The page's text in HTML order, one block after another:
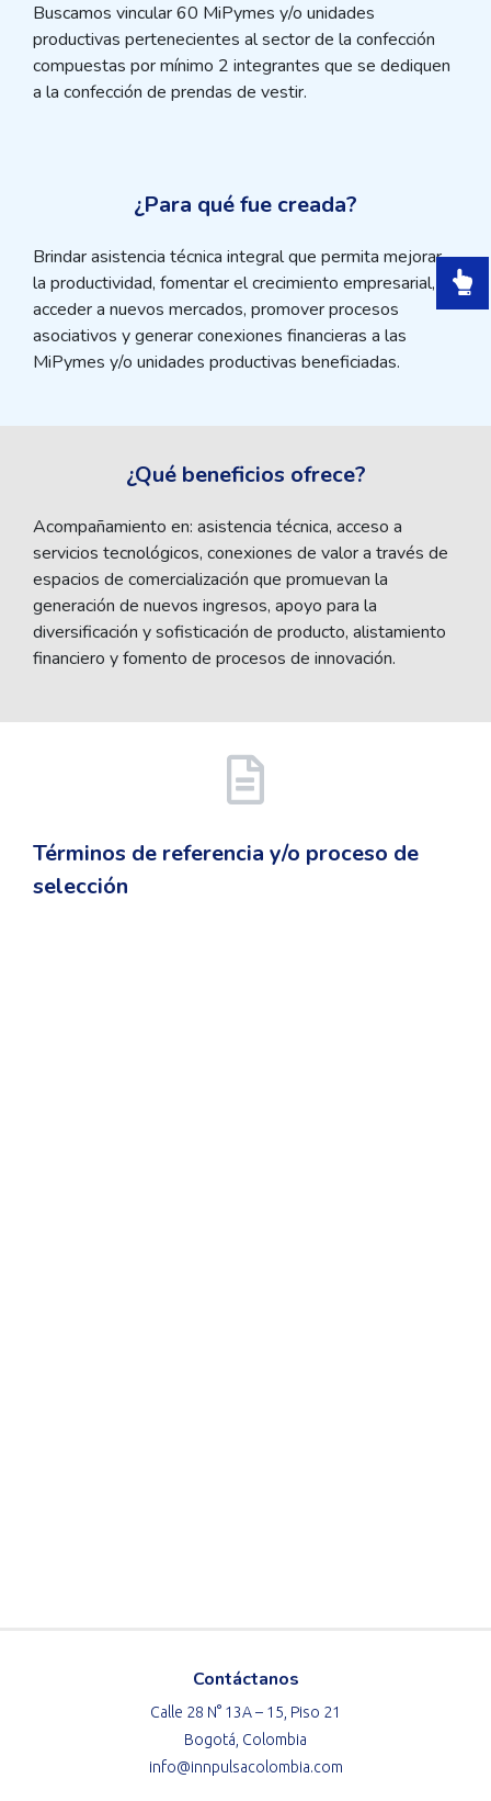
Buscamos vincular 60 MiPymes y/o unidades
productivas pertenecientes al sector de la confección
compuestas por mínimo 2 integrantes que se dediquen
a la confección de prendas de vestir.
¿Para qué fue creada?
Brindar asistencia técnica integral que permita mejorar
la productividad, fomentar el crecimiento empresarial,
acceder a nuevos mercados, promover procesos
asociativos y generar conexiones financieras a las
MiPymes y/o unidades productivas beneficiadas.
¿Qué beneficios ofrece?
Acompañamiento en: asistencia técnica, acceso a
servicios tecnológicos, conexiones de valor a través de
espacios de comercialización que promuevan la
generación de nuevos ingresos, apoyo para la
diversificación y sofisticación de producto, alistamiento
financiero y fomento de procesos de innovación.
Términos de referencia y/o proceso de
selección
Contáctanos
Calle 28 N° 13A – 15, Piso 21
Bogotá, Colombia
info@innpulsacolombia.com